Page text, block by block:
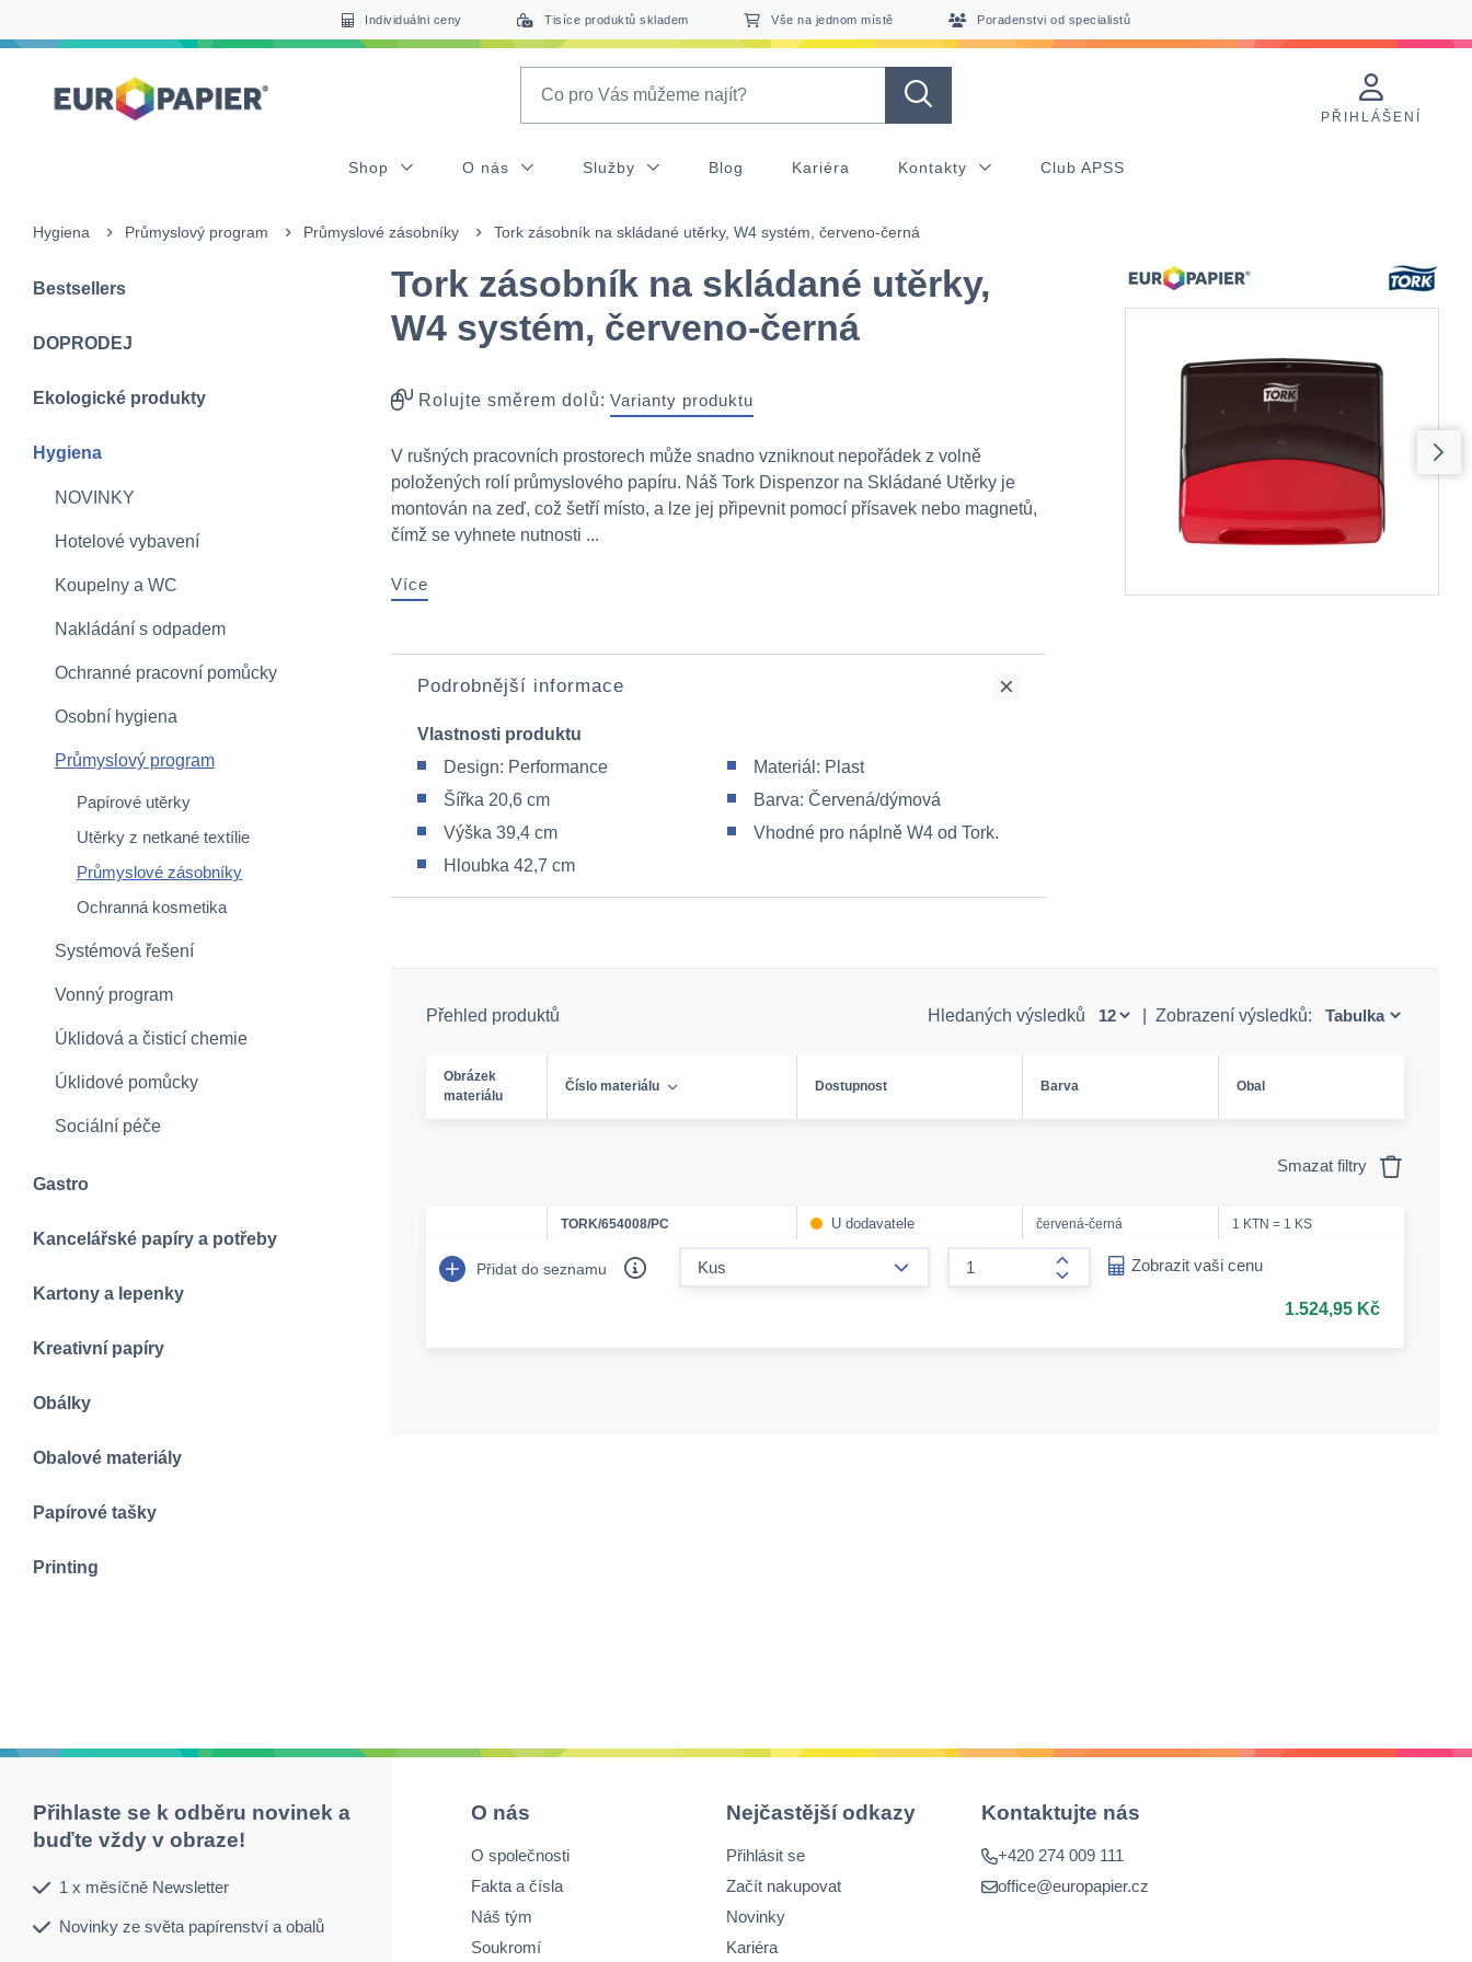
Individuálni ceny Tisíce produktů skladem Vše na jednom místě Poradenstvi od specialistů
PŘIHLÁŠENÍ
Shop O nás Služby Blog Kariéra Kontakty Club APSS
Hygiena Průmyslový program Průmyslové zásobníky Tork zásobník na skládané utěrky, W4 systém, červeno-černá
Bestsellers
DOPRODEJ
Ekologické produkty
Hygiena
NOVINKY
Hotelové vybavení
Koupelny a WC
Nakládání s odpadem
Ochranné pracovní pomůcky
Osobní hygiena
Průmyslový program
Papírové utěrky
Utěrky z netkané textílie
Průmyslové zásobníky
Ochranná kosmetika
Systémová řešení
Vonný program
Úklidová a čisticí chemie
Úklidové pomůcky
Sociální péče
Gastro
Kancelářské papíry a potřeby
Kartony a lepenky
Kreativní papíry
Obálky
Obalové materiály
Papírové tašky
Printing
Tork zásobník na skládané utěrky,
W4 systém, červeno-černá
Rolujte směrem dolů: Varianty produktu
V rušných pracovních prostorech může snadno vzniknout nepořádek z volně
položených rolí průmyslového papíru. Náš Tork Dispenzor na Skládané Utěrky je
montován na zeď, což šetří místo, a lze jej připevnit pomocí přísavek nebo magnetů,
čímž se vyhnete nutnosti ...
Více
Podrobnější informace
Vlastnosti produktu
Design: Performance
Šířka 20,6 cm
Výška 39,4 cm
Hloubka 42,7 cm
Materiál: Plast
Barva: Červená/dýmová
Vhodné pro náplně W4 od Tork.
Přehled produktů Hledaných výsledků Zobrazení výsledků:
Obrázek
materiálu
Číslo materiálu Dostupnost Barva Obal
Smazat filtry
TORK/654008/PC U dodavatele červená-černá 1 KTN = 1 KS
Přidat do seznamu
form.increase-amount
Zobrazit vaši cenu
1.524,95 Kč
Přihlaste se k odběru novinek a
buďte vždy v obraze!
1 x měsíčně Newsletter
Novinky ze světa papírenství a obalů
O nás
O společnosti
Fakta a čísla
Náš tým
Soukromí
Nejčastější odkazy
Přihlásit se
Začít nakupovat
Novinky
Kariéra
Kontaktujte nás
+420 274 009 111
office@europapier.cz